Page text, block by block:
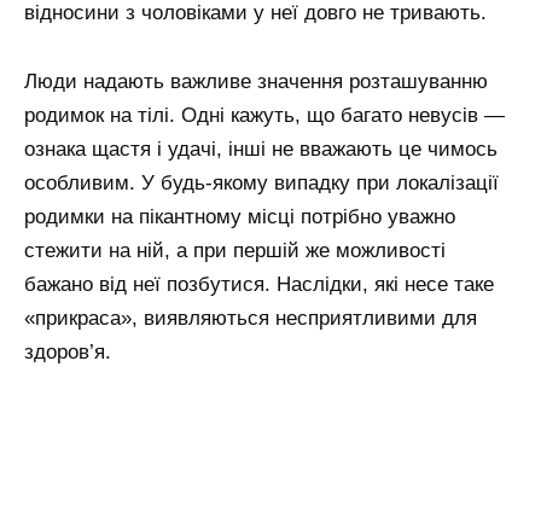
відносини з чоловіками у неї довго не тривають.
Люди надають важливе значення розташуванню
родимок на тілі. Одні кажуть, що багато невусів —
ознака щастя і удачі, інші не вважають це чимось
особливим. У будь-якому випадку при локалізації
родимки на пікантному місці потрібно уважно
стежити на ній, а при першій же можливості
бажано від неї позбутися. Наслідки, які несе таке
«прикраса», виявляються несприятливими для
здоров’я.